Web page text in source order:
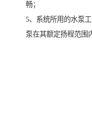
畅；
5、系统所用的水泵
泵在其额定扬程范围